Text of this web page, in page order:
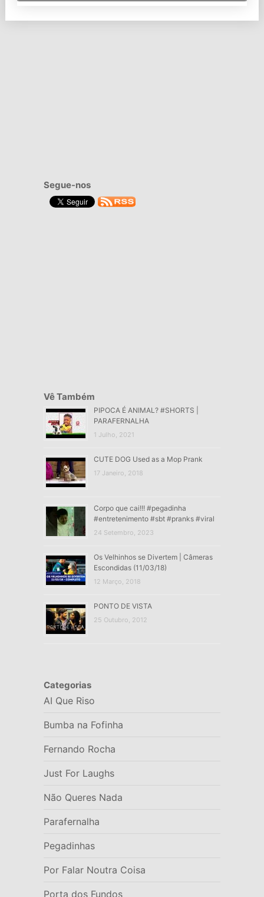
Segue-nos
Vê Também
PIPOCA É ANIMAL? #SHORTS |
PARAFERNALHA
1 Julho, 2021
CUTE DOG Used as a Mop Prank
17 Janeiro, 2018
Corpo que cai!!! #pegadinha
#entretenimento #sbt #pranks #viral
24 Setembro, 2023
Os Velhinhos se Divertem | Câmeras
Escondidas (11/03/18)
12 Março, 2018
PONTO DE VISTA
25 Outubro, 2012
Categorias
AI Que Riso
Bumba na Fofinha
Fernando Rocha
Just For Laughs
Não Queres Nada
Parafernalha
Pegadinhas
Por Falar Noutra Coisa
Porta dos Fundos